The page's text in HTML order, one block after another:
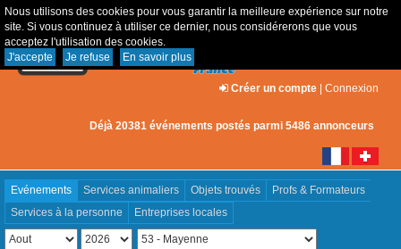
Nous utilisons des cookies pour vous garantir la meilleure expérience sur notre
site. Si vous continuez à utiliser ce dernier, nous considérerons que vous
acceptez l'utilisation des cookies.
J'accepte
Je refuse En savoir plus
Créer un compte | Connexion
Déjà 20381 événements postés parmi 5486 annonceurs
Evénements Services animaliers Objets trouvés
Profs & Formateurs
Services à la personne
Entreprises locales